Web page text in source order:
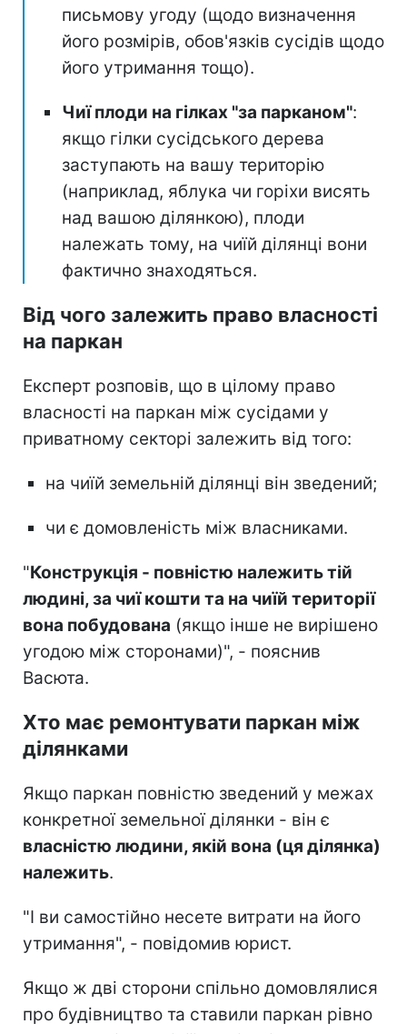
письмову угоду (щодо визначення
його розмірів, обов'язків сусідів щодо
його утримання тощо).
Чиї плоди на гілках "за парканом":
якщо гілки сусідського дерева
заступають на вашу територію
(наприклад, яблука чи горіхи висять
над вашою ділянкою), плоди
належать тому, на чиїй ділянці вони
фактично знаходяться.
Від чого залежить право власності
на паркан
Експерт розповів, що в цілому право
власності на паркан між сусідами у
приватному секторі залежить від того:
на чиїй земельній ділянці він зведений;
чи є домовленість між власниками.
"Конструкція - повністю належить тій
людині, за чиї кошти та на чиїй території
вона побудована (якщо інше не вирішено
угодою між сторонами)", - пояснив
Васюта.
Хто має ремонтувати паркан між
ділянками
Якщо паркан повністю зведений у межах
конкретної земельної ділянки - він є
власністю людини, якій вона (ця ділянка)
належить.
"І ви самостійно несете витрати на його
утримання", - повідомив юрист.
Якщо ж дві сторони спільно домовлялися
про будівництво та ставили паркан рівно